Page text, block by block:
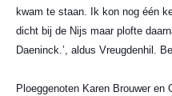
kwam te staan. Ik kon nog één
dicht bij de Nijs maar plofte
Daeninck.’, aldus Vreugdenhil.
Ploeggenoten Karen Brouwer en